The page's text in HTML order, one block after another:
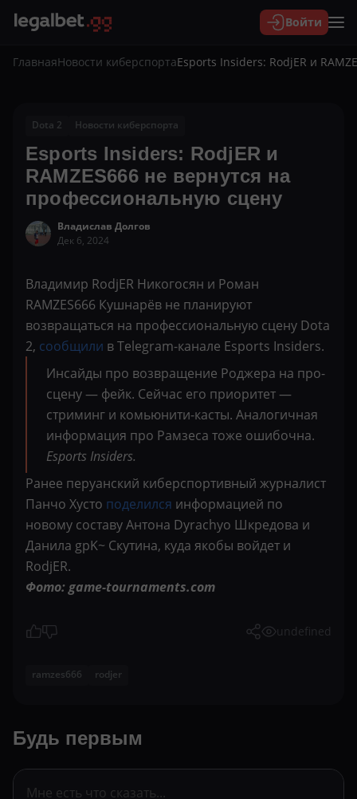
Войти
ГлавнаяНовости киберспортаEsports Insiders: RodjER и
Dota 2 Новости киберспорта
Esports Insiders: RodjER и
RAMZES666 не вернутся на
профессиональную сцену
Владислав Долгов
Дек 6, 2024
Владимир RodjER Никогосян и Роман
RAMZES666 Кушнарёв не планируют
возвращаться на профессиональную сцену Dota
2, сообщили в Telegram-канале Esports Insiders.
Инсайды про возвращение Роджера на про-
сцену — фейк. Сейчас его приоритет —
стриминг и комьюнити-касты. Аналогичная
информация про Рамзеса тоже ошибочна.
Esports Insiders.
Ранее перуанский киберспортивный журналист
Панчо Хусто поделился информацией по
новому составу Антона Dyrachyo Шкредова и
Данила gpK~ Скутина, куда якобы войдет и
RodjER.
Фото: game-tournaments.com
undefined
ramzes666 rodjer
Будь первым